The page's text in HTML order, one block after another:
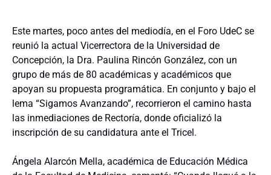
Este martes, poco antes del mediodía, en el Foro UdeC se
reunió la actual Vicerrectora de la Universidad de
Concepción, la Dra. Paulina Rincón González, con un
grupo de más de 80 académicas y académicos que
apoyan su propuesta programática. En conjunto y bajo el
lema “Sigamos Avanzando”, recorrieron el camino hasta
las inmediaciones de Rectoría, donde oficializó la
inscripción de su candidatura ante el Tricel.
Ángela Alarcón Mella, académica de Educación Médica